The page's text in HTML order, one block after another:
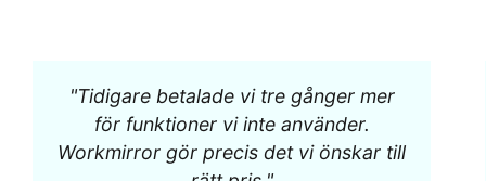
"Tidigare betalade vi tre gånger mer
för funktioner vi inte använder.
Workmirror gör precis det vi önskar till